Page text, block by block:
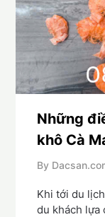
Những
khô Cà
By
Khi tới du
du khách lựa